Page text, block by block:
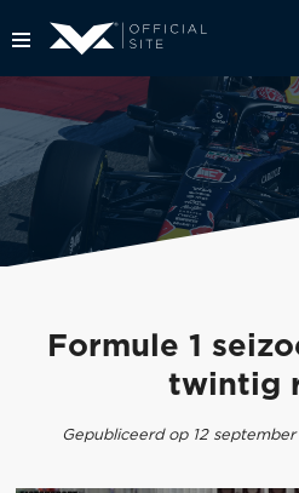
Formule 1
twintig
Gepubliceerd op 12